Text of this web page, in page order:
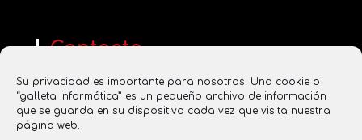
Su privacidad es importante para nosotros. Una cookie o
“galleta informática” es un pequeño archivo de información
que se guarda en su dispositivo cada vez que visita nuestra
página web.
Contacta
www.saboresentucasa.com
saboresentucasa2016@gmail.com
637 855 356